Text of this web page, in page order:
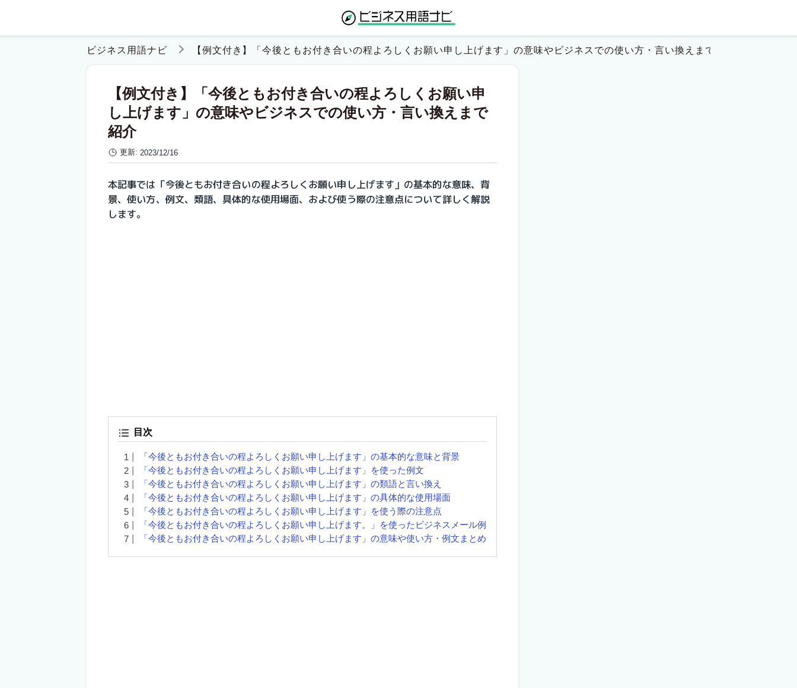
ビジネス用語ナビ 【例文付き】「今後ともお付き合いの程よろしくお願い申し上げます」の意味やビジネスでの使い方・言い換えまで紹介
【例文付き】「今後ともお付き合いの程よろしくお願い申
し上げます」の意味やビジネスでの使い方・言い換えまで
紹介
更新: 2023/12/16
本記事では 「今後ともお付き合いの程よろしくお願い申し上げます」 の基本的な意味、背
景、使い方、例文、類語、具体的な使用場面、および使う際の注意点について詳しく解説
します。
目次
「今後ともお付き合いの程よろしくお願い申し上げます」の基本的な意味と背景
「今後ともお付き合いの程よろしくお願い申し上げます」を使った例文
「今後ともお付き合いの程よろしくお願い申し上げます」の類語と言い換え
「今後ともお付き合いの程よろしくお願い申し上げます」の具体的な使用場面
「今後ともお付き合いの程よろしくお願い申し上げます」を使う際の注意点
「今後ともお付き合いの程よろしくお願い申し上げます。」を使ったビジネスメール例
「今後ともお付き合いの程よろしくお願い申し上げます」の意味や使い方・例文まとめ